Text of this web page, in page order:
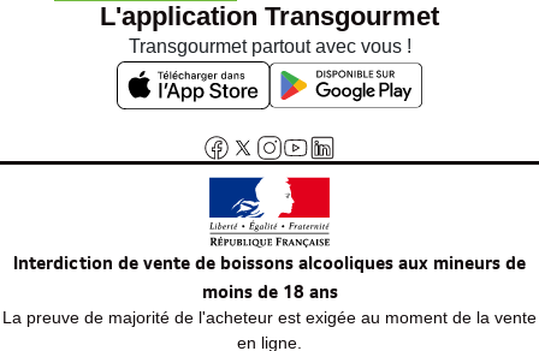
L'application Transgourmet
Transgourmet partout avec vous !
Interdiction de vente de boissons alcooliques aux mineurs de
moins de 18 ans
La preuve de majorité de l'acheteur est exigée au moment de la vente
en ligne.